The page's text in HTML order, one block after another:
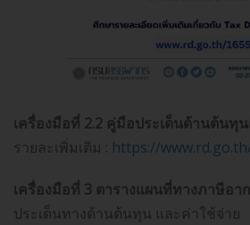
เครื่องมือที่ 2.2 คู่มือประเด็นด้านต้นทุ
รายละเพิ่มเติม : https://
เครื่องมือที่ 3 ตารางแผนที่ทางภาษีอา
ประเด็นทางด้านต้นทุน และค่าใช้จ่าย